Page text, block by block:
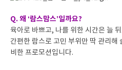
Q. 왜 ‘람스맘스’일까요?
육아로 바쁘고, 나를 위한 시간은 늘
간편한 람스로 고민 부위만 딱 관리해
비한 프로모션입니다.